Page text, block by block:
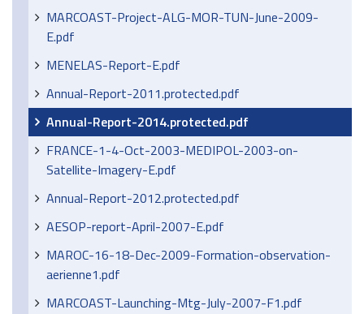
MARCOAST-Project-ALG-MOR-TUN-June-2009-
E.pdf
MENELAS-Report-E.pdf
Annual-Report-2011.protected.pdf
Annual-Report-2014.protected.pdf
FRANCE-1-4-Oct-2003-MEDIPOL-2003-on-
Satellite-Imagery-E.pdf
Annual-Report-2012.protected.pdf
AESOP-report-April-2007-E.pdf
MAROC-16-18-Dec-2009-Formation-observation-
aerienne1.pdf
MARCOAST-Launching-Mtg-July-2007-F1.pdf